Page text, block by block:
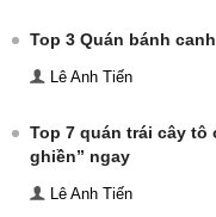
Top 3 Quán bánh
Lê Anh Tiến
Top 7 quán trái cây tô
ghiền” ngay
Lê Anh Tiến